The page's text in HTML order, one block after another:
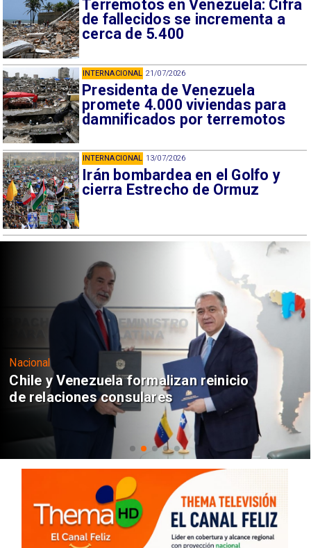
Terremotos en Venezuela: Cifra
de fallecidos se incrementa a
cerca de 5.400
21/07/2026
Presidenta de Venezuela
promete 4.000 viviendas para
damnificados por terremotos
INTERNACIONAL
13/07/2026
Irán bombardea en el Golfo y
cierra Estrecho de Ormuz
INTERNACIONAL
Nacional
Chile y Venezuela formalizan reinicio
de relaciones consulares